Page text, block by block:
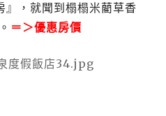
』，就聞到榻榻米藺草香
＝＞優惠房價